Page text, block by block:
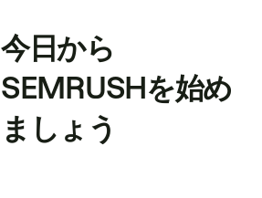
今日から
SEMRUSHを始め
ましょう